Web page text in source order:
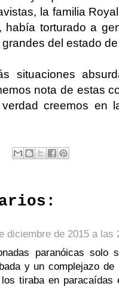
la familia
había torturado a
del estado
situaciones
nota de estas
creemos en
diciembre de 2015 a las
paranóicas
y un complejazo
tiraba en paracaídas